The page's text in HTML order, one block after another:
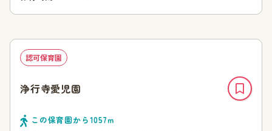
認可保育園
浄行寺愛児園
この保育園から1057ｍ